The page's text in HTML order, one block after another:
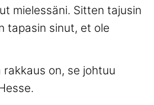
mielessäni. Sitten tajusin
tapasin sinut, et ole
rakkaus on, se johtuu